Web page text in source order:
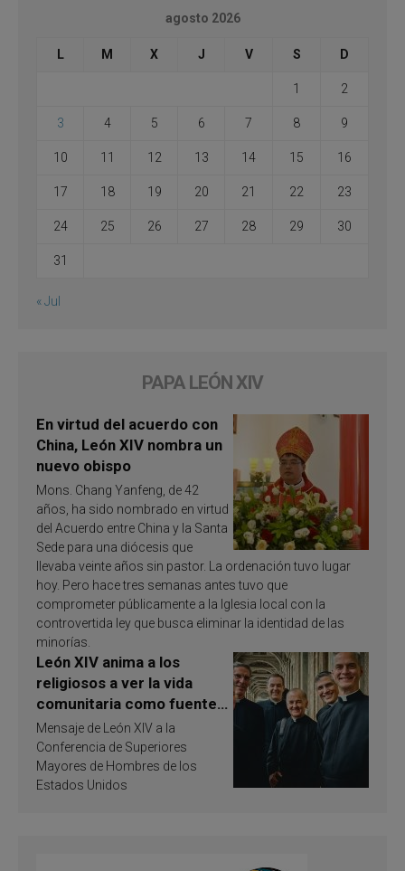
agosto 2026
L M X J V S D
1 2
3 4 5 6 7 8 9
10 11 12 13 14 15 16
17 18 19 20 21 22 23
24 25 26 27 28 29 30
31
« Jul
PAPA LEÓN XIV
En virtud del acuerdo con
China, León XIV nombra un
nuevo obispo
Mons. Chang Yanfeng, de 42
años, ha sido nombrado en virtud
del Acuerdo entre China y la Santa
Sede para una diócesis que
llevaba veinte años sin pastor. La ordenación tuvo lugar
hoy. Pero hace tres semanas antes tuvo que
comprometer públicamente a la Iglesia local con la
controvertida ley que busca eliminar la identidad de las
minorías.
León XIV anima a los
religiosos a ver la vida
comunitaria como fuente
de inspiración y
santificación
Mensaje de León XIV a la
Conferencia de Superiores
Mayores de Hombres de los
Estados Unidos